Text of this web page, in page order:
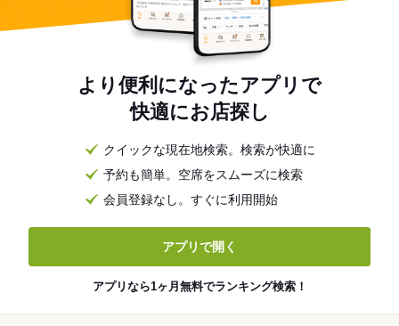
より便利になったアプリで
快適にお店探し
クイックな現在地検索。検索が快適に
予約も簡単。空席をスムーズに検索
会員登録なし。すぐに利用開始
アプリで開く
アプリなら1ヶ月無料でランキング検索！